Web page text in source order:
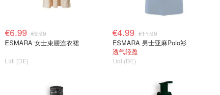
€6.99 €9.99
ESMARA 女士束腰连衣裙
Lidl (DE)
€4.99 €11.99
ESMARA 男士亚麻Polo衫
透气轻盈
Lidl (DE)